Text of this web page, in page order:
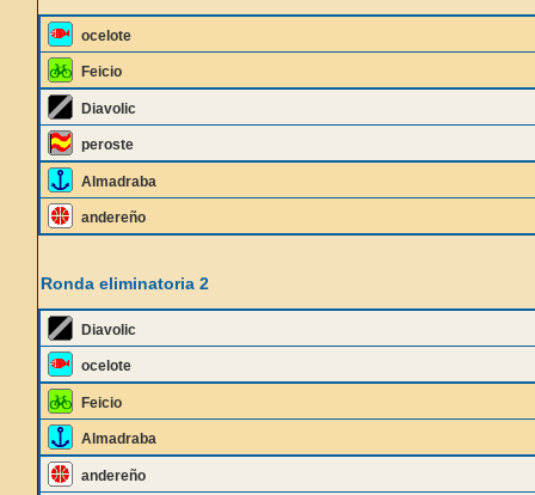
ocelote
Feicio
Diavolic
peroste
Almadraba
andereño
Ronda eliminatoria 2
Diavolic
ocelote
Feicio
Almadraba
andereño